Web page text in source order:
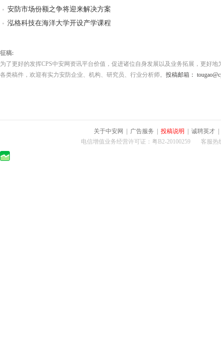
安防市场份额之争将迎来解决方案
泓格科技在海洋大学开设产学课程
征稿:
为了更好的发挥CPS中安网资讯平台价值，促进诸位自身发展以及业务拓展，更好
各类稿件，欢迎有实力安防企业、机构、研究员、行业分析师。 投稿邮箱：
关于中安网 广告服务 投稿说明 诚聘英才
电信增值业务经营许可证：粤B2-20100259 客服